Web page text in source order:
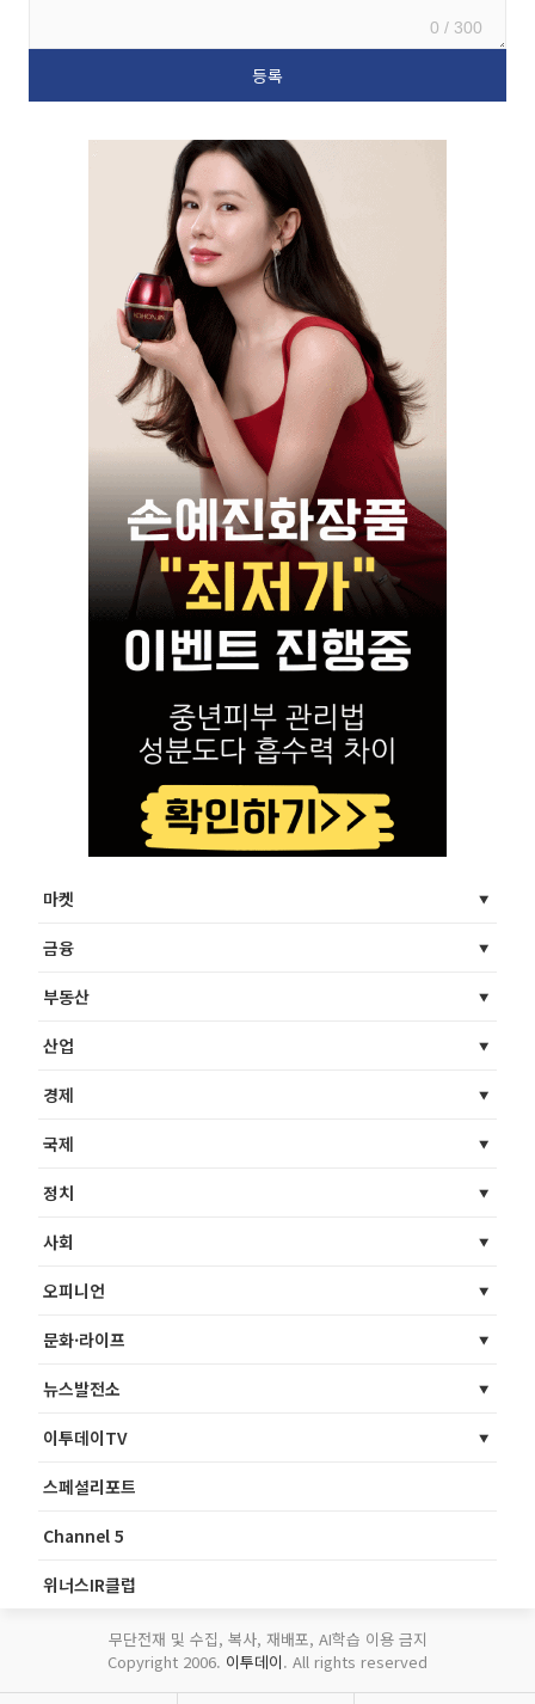
0 / 300
마켓
금융
부동산
산업
경제
국제
정치
사회
오피니언
문화·라이프
뉴스발전소
이투데이TV
스페셜리포트
Channel 5
위너스IR클럽
무단전재 및 수집, 복사, 재배포, AI학습 이용 금지
Copyright 2006. 이투데이. All rights reserved